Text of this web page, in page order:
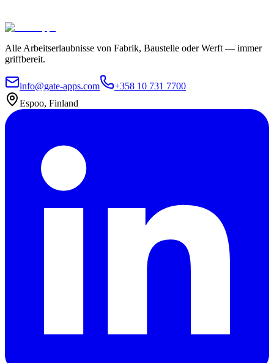
Alle Arbeitserlaubnisse von Fabrik, Baustelle oder Werft — immer
griffbereit.
info@gate-apps.com
+358 10 731 7700
Espoo, Finland